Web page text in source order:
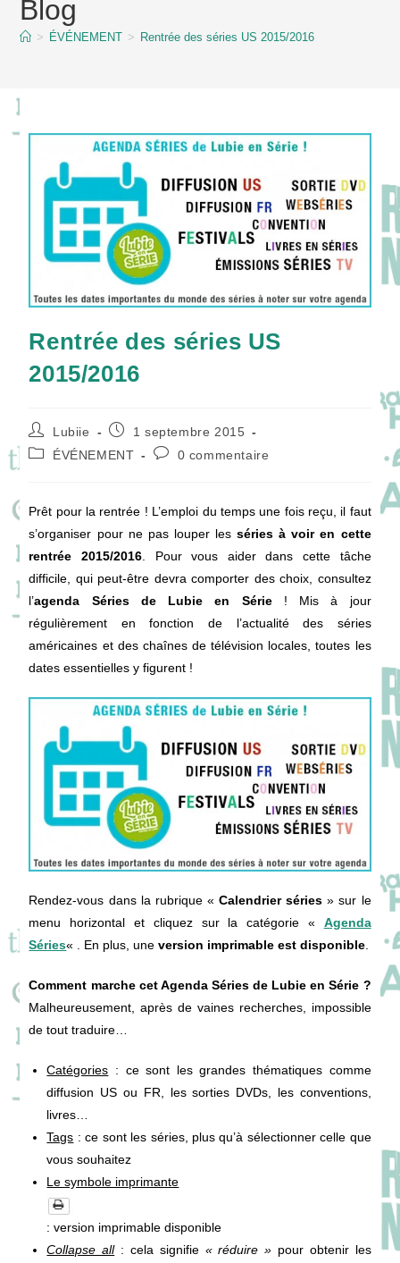
contentBlog
> ÉVÉNEMENT > Rentrée des séries US 2015/2016
Rentrée des séries US
2015/2016
Auteur/autrice
de
la
Lubiie
Publication
publiée :
1 septembre 2015
PostÉVÉNEMENT
Commentaires
0 commentaire
Prêt pour la rentrée ! L’emploi du temps une fois reçu, il faut
s’organiser pour ne pas louper les séries à voir en cette
rentrée 2015/2016 . Pour vous aider dans cette tâche
difficile, qui peut-être devra comporter des choix, consultez
l’agenda Séries de Lubie en Série! Mis à jour
régulièrement en fonction de l’actualité des séries
américaines et des chaînes de télévision locales, toutes les
dates essentielles y figurent !
Rendez-vous dans la rubrique «Calendrier séries » sur le
menu horizontal et cliquez sur la catégorie « Agenda
Séries« . En plus, uneversion imprimable est disponible
Comment marche cet Agenda Séries de Lubie en Série ?
Malheureusement, après de vaines recherches, impossible
de tout traduire…
Catégories : ce sont les grandes thématiques comme
diffusion US ou FR, les sorties DVDs, les conventions,
livres…
Tags : ce sont les séries, plus qu’à sélectionner celle que
vous souhaitez
Le symbole imprimante
: version imprimable disponible
Collapse all: cela signifie « réduire » pour obtenir les